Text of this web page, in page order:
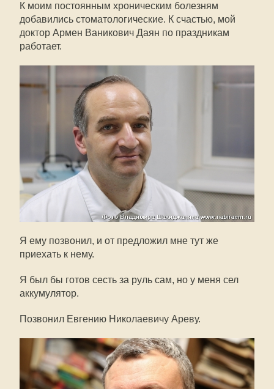
К моим постоянным хроническим болезням
добавились стоматологические. К счастью, мой
доктор Армен Ваникович Даян по праздникам
работает.
Я ему позвонил, и от предложил мне тут же
приехать к нему.
Я был бы готов сесть за руль сам, но у меня сел
аккумулятор.
Позвонил Евгению Николаевичу Ареву.